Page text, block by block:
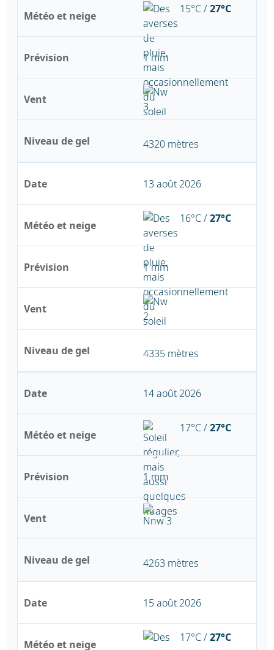
Météo et neige
Prévision
Vent
Niveau de gel
15°C /27°C
1 mm
4320 mètres
Date
Météo et neige
Prévision
Vent
Niveau de gel
13 août 2026
16°C /27°C
1 mm
4335 mètres
Date
Météo et neige
Prévision
Vent
Niveau de gel
14 août 2026
17°C /27°C
1 mm
4263 mètres
Date
Météo et neige
15 août 2026
17°C /27°C